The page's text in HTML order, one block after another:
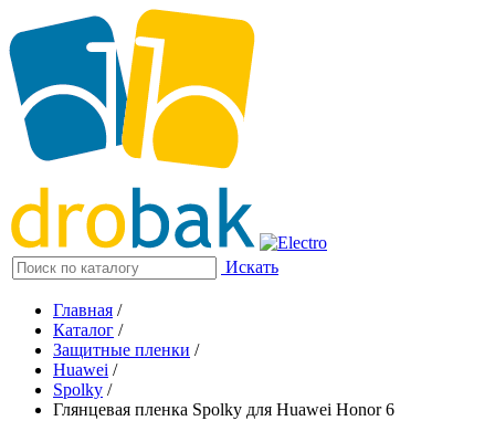
Искать
Главная /
Каталог /
Защитные пленки /
Huawei /
Spolky /
Глянцевая пленка Spolky для Huawei Honor 6